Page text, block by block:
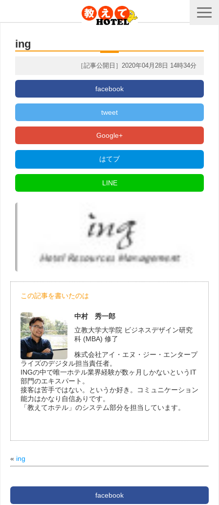
ing
［記事公開日］2020年04月28日 14時34分
facebook
tweet
Google+
はてブ
LINE
この記事を書いたのは
中村 秀一郎
立教大学大学院 ビジネスデザイン研究
科 (MBA) 修了
株式会社アイ・エヌ・ジー・エンタープ
ライズのデジタル担当責任者。
INGの中で唯一ホテル業界経験が数ヶ月しかないというIT
部門のエキスパート。
接客は苦手ではない。というか好き。コミュニケーション
能力はかなり自信ありです。
「教えてホテル」のシステム部分を担当しています。
« ing
facebook